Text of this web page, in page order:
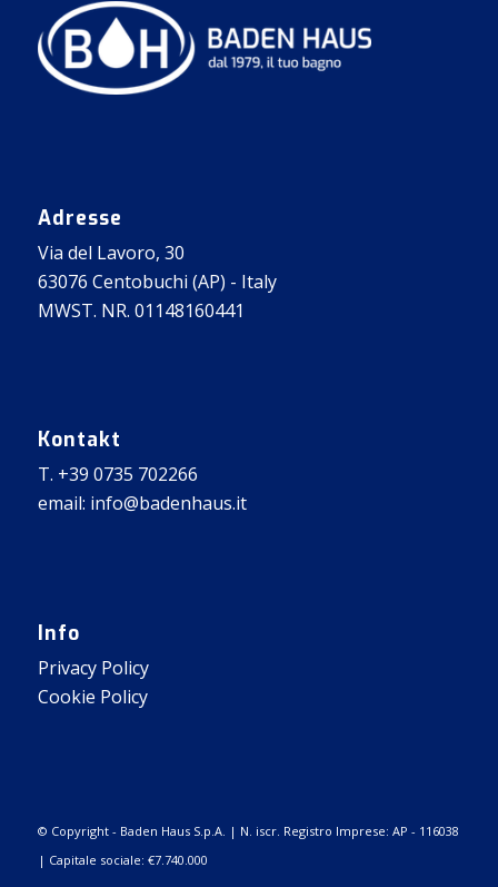
Adresse
Via del Lavoro, 30
63076 Centobuchi (AP) - Italy
MWST. NR. 01148160441
Kontakt
T. +39 0735 702266
email: info@badenhaus.it
Info
Privacy Policy
Cookie Policy
© Copyright - Baden Haus S.p.A. | N. iscr. Registro Imprese: AP - 116038
| Capitale sociale: €7.740.000